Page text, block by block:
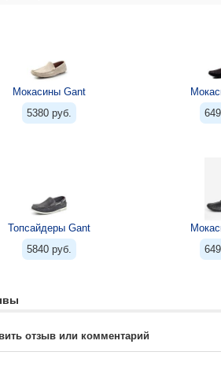
Мокасины Gant
5380 руб.
Топсайдеры Gant
5840 руб.
отзыв или комментарий